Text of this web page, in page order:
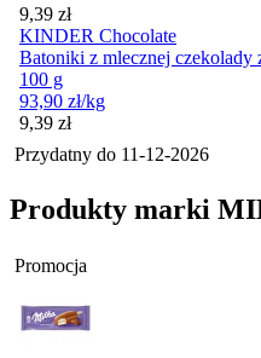
Cena
9,39 zł
KINDER Chocolate
Batoniki z mlecznej czekolady
100 g
93,90 zł/kg
Cena
9,39 zł
Przydatny do 11-12-2026
Produkty marki
Promocja